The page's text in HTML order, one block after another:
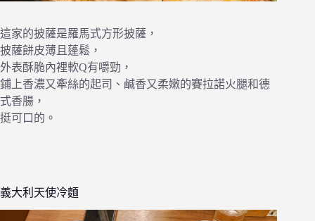
這家的披薩是羅馬式方形披薩，
披薩餅皮薄且蓬鬆，
外表酥脆內裡軟Q有嚼勁，
鋪上香濃又牽絲的起司、鹹香又柔嫩的賽拉諾火腿和德
式香腸，
挺可口的。
義大利天使冷麵